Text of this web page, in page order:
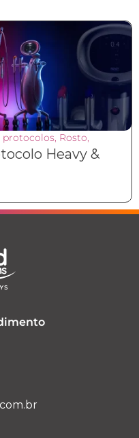
protocolos, Rosto,
Heavy &